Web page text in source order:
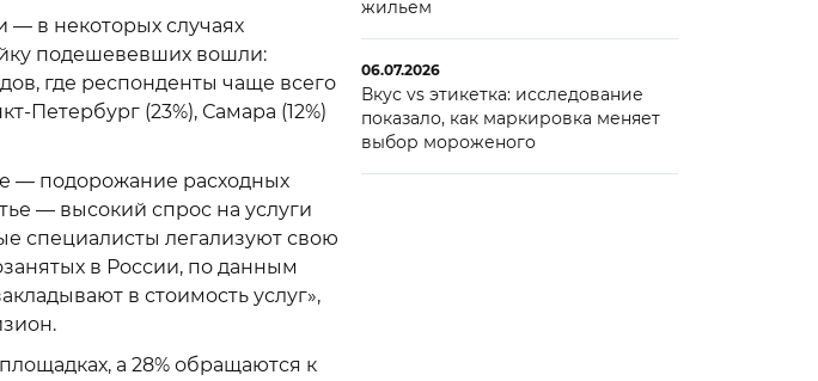
— в некоторых случаях
подешевевших вошли:
где респонденты чаще всего
Петербург (23%), Самара (12%)
— подорожание расходных
— высокий спрос на услуги
специалисты легализуют свою
в России, по данным
в стоимость услуг»,
а 28% обращаются к
жильем
06.07.2026
Вкус vs этикетка: исследование
показало, как маркировка меняет
выбор мороженого